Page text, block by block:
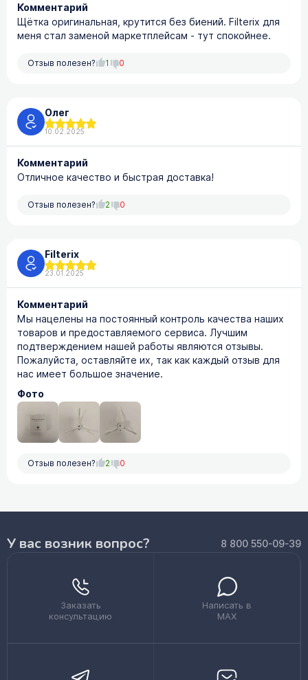
Комментарий
Щётка оригинальная, крутится без биений. Filterix для
меня стал заменой маркетплейсам - тут спокойнее.
Отзыв полезен? 1 0
Олег
10.02.2025
Комментарий
Отличное качество и быстрая доставка!
Отзыв полезен? 2 0
Filterix
23.01.2025
Комментарий
Мы нацелены на постоянный контроль качества наших
товаров и предоставляемого сервиса. Лучшим
подтверждением нашей работы являются отзывы.
Пожалуйста, оставляйте их, так как каждый отзыв для
нас имеет большое значение.
Фото
Отзыв полезен? 2 0
У вас возник вопрос? 8 800 550-09-39
Заказать
консультацию
Написать в
MAX